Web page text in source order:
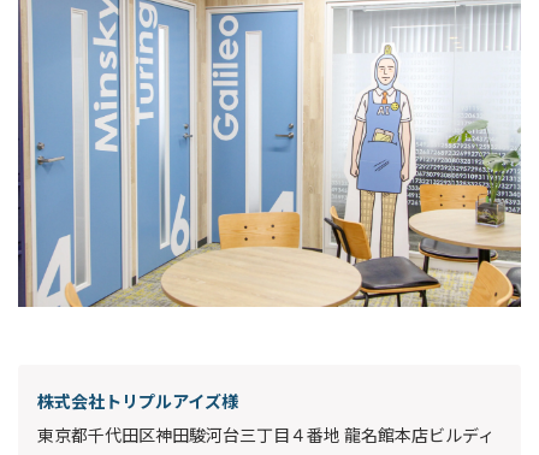
株式会社トリプルアイズ様
東京都千代田区神田駿河台三丁目４番地 龍名館本店ビルディ